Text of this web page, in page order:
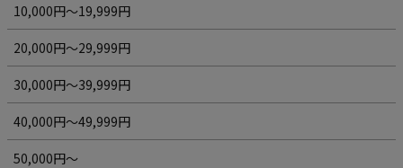
10,000円～19,999円
20,000円～29,999円
30,000円～39,999円
40,000円～49,999円
50,000円～